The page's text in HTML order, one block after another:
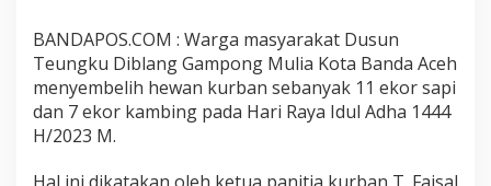
BANDAPOS.COM : Warga masyarakat Dusun
Teungku Diblang Gampong Mulia Kota Banda Aceh
menyembelih hewan kurban sebanyak 11 ekor sapi
dan 7 ekor kambing pada Hari Raya Idul Adha 1444
H/2023 M.